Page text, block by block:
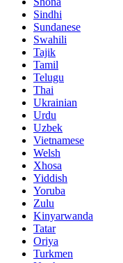
Sindhi
Sundanese
Swahili
Tajik
Tamil
Telugu
Thai
Ukrainian
Urdu
Uzbek
Vietnamese
Welsh
Xhosa
Yiddish
Yoruba
Zulu
Kinyarwanda
Tatar
Oriya
Turkmen